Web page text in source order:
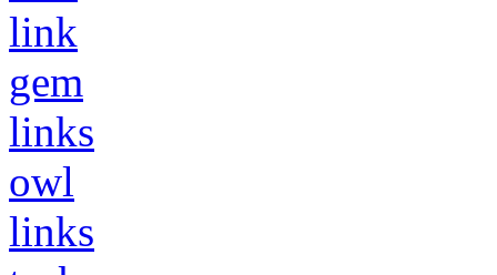
link
gem
links
owl
links